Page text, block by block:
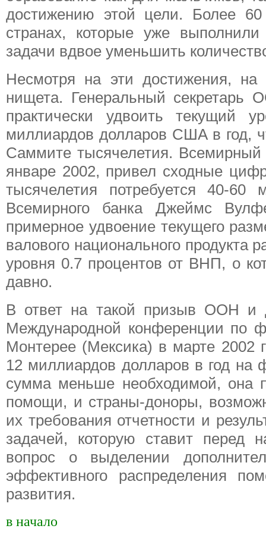
достижению этой цели. Более
странах, которые уже
задачи вдвое уменьшить
Несмотря на эти достижения, на
нищета. Генеральный
практически удвоить
миллиардов долларов США в год,
Саммите тысячелетия.
январе 2002, привел сходные
тысячелетия потребуется 40-
Всемирного банка Джеймс
примерное удвоение текущего
валового национального продукта
уровня 0.7 процентов от ВНП, о
давно.
В ответ на такой призыв ООН и
Международной конференции по
Монтерее (Мексика) в марте 2002
12 миллиардов долларов в год
сумма меньше необходимой, она
помощи, и страны-доноры,
их требования отчетности и
задачей, которую ставит перед
вопрос о выделении
эффективного распределения
развития.
в начало